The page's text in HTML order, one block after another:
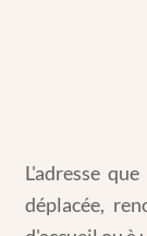
L'adresse
déplacée,